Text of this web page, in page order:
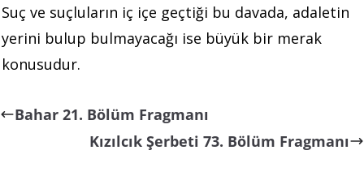
Suç ve suçluların iç içe geçtiği bu davada, adaletin
yerini bulup bulmayacağı ise büyük bir merak
konusudur.
Bahar 21. Bölüm Fragmanı
Kızılcık Şerbeti 73. Bölüm Fragmanı